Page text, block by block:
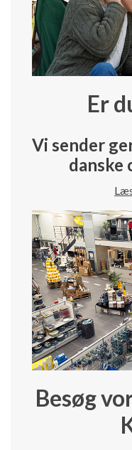
Er
Vi sender
danske
Besøg